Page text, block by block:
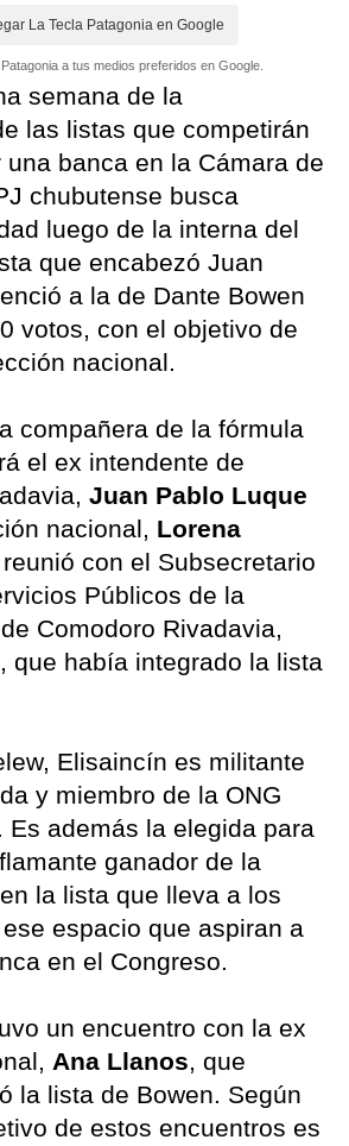
La Tecla Patagonia en Google
a tus medios preferidos en Google.
semana de la
las listas que competirán
banca en la Cámara de
chubutense busca
luego de la interna del
que encabezó Juan
a la de Dante Bowen
votos, con el objetivo de
nacional.
compañera de la fórmula
el ex intendente de
Juan Pablo Luque
nacional, Lorena
con el Subsecretario
Públicos de la
Comodoro Rivadavia,
, que había integrado la lista
Elisaincín es militante
y miembro de la ONG
Es además la elegida para
ganador de la
la lista que lleva a los
espacio que aspiran a
en el Congreso.
un encuentro con la ex
Ana Llanos, que
la lista de Bowen. Según
de estos encuentros es